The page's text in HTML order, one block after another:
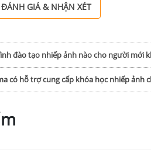
ĐÁNH GIÁ & NHẬN XÉT
đào tạo nhiếp ảnh nào cho người mới
có hỗ trợ cung cấp khóa học nhiếp